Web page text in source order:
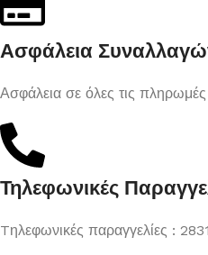
Ασφάλεια
Ασφάλεια σε όλες τις
Τηλεφωνικές
Tηλεφωνικές παραγγελίες :